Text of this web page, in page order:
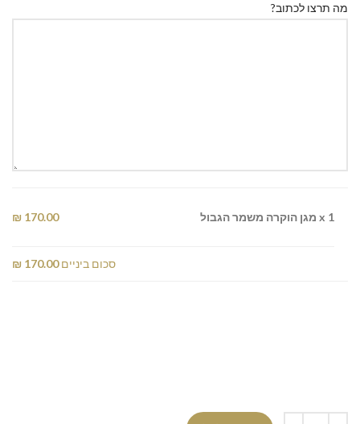
מה תרצו לכתוב?
x 1 מגן הוקרה משמר הגבול 170.00 ₪
סכום ביניים170.00 ₪